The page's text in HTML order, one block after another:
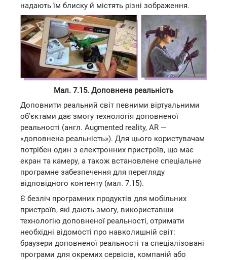
надають їм блиску й містять різні зображення.
Мал. 7.15. Доповнена реальність
Доповнити реальний світ певними віртуальними
об’єктами дає змогу технологія доповненої
реальності (англ. Augmented reality, AR —
«доповнена реальність»). Для цього користувачам
потрібен один з електронних пристроїв, що має
екран та камеру, а також встановлене спеціальне
програмне забезпечення для перегляду
відповідного контенту (мал. 7.15).
Є безліч програмних продуктів для мобільних
пристроїв, які дають змогу, використавши
технологію доповненої реальності, отримати
необхідні відомості про навколишній світ:
браузери доповненої реальності та спеціалізовані
програми для окремих сервісів, компаній або